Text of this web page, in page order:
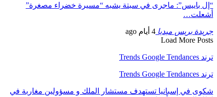
“إل باييس”: ماجرى في سبتة يشبه “مسيرة خضراء مصغرة”
أشعلت…
جريدة بريس ميديا 4 أيام ago
Load More Posts
ترند Trends Google Tendances
ترند Trends Google Tendances
شكوى في إسبانيا تستهدف مستشار الملك و مسؤولين مغاربة في